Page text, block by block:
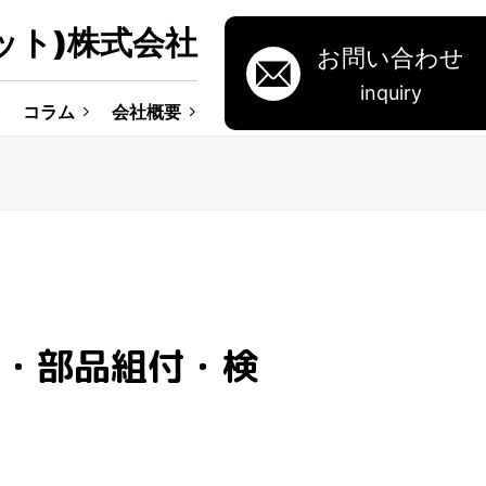
ト)株式会社
コラム 会社概要
お問い合わせ
inquiry
部品組付・検